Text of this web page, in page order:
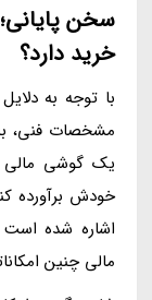
خرید دارد؟
با توجه به
یک گوشی مالی
خودش برآورده
اشاره شده است
مالی چنین